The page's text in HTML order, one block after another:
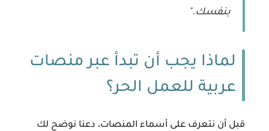
بنفسك."
لماذا يجب أن تبدأ عبر منصات
عربية للعمل الحر؟
قبل أن نتعرف على أسماء المنصات، دعنا نوضح لك